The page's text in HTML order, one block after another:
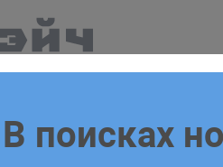
Блог MySQL HOUR - часы
Заполните
В поисках